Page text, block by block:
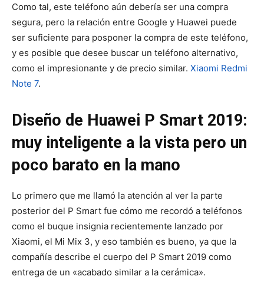
Como tal, este teléfono aún debería ser una compra
segura, pero la relación entre Google y Huawei puede
ser suficiente para posponer la compra de este teléfono,
y es posible que desee buscar un teléfono alternativo,
como el impresionante y de precio similar. Xiaomi Redmi
Note 7.
Diseño de Huawei P Smart 2019:
muy inteligente a la vista pero un
poco barato en la mano
Lo primero que me llamó la atención al ver la parte
posterior del P Smart fue cómo me recordó a teléfonos
como el buque insignia recientemente lanzado por
Xiaomi, el Mi Mix 3, y eso también es bueno, ya que la
compañía describe el cuerpo del P Smart 2019 como
entrega de un «acabado similar a la cerámica».